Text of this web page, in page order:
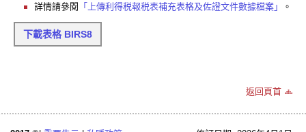
詳情請參閱 「上傳利得税報税表補充表格及佐證文件數據檔案」 。
下載表格 BIRS8
返回頁首